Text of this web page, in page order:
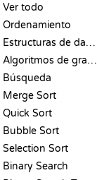
Ver todo
Ordenamiento
Estructuras de datos
Algoritmos de grafos
Búsqueda
Merge Sort
Quick Sort
Bubble Sort
Selection Sort
Binary Search